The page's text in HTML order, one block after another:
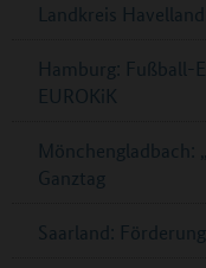
Landkreis
Hamburg: Fußball-
EUROKiK
Mönchengladbach:
Ganztag
Saarland: